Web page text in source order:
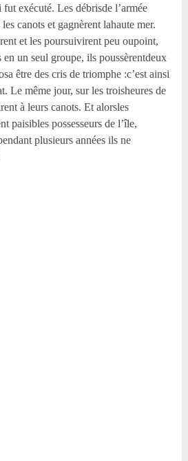
exécuté. Les débrisde l’armée
canots et gagnèrent lahaute mer.
et les poursuivirent peu oupoint,
en un seul groupe, ils poussèrentdeux
être des cris de triomphe :c’est ainsi
Le même jour, sur les troisheures de
à leurs canots. Et alorsles
paisibles possesseurs de l’île,
plusieurs années ils ne